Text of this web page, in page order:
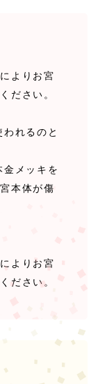
よりお宮
ださい。
れるのと
メッキを
本体が傷
よりお宮
ださい。